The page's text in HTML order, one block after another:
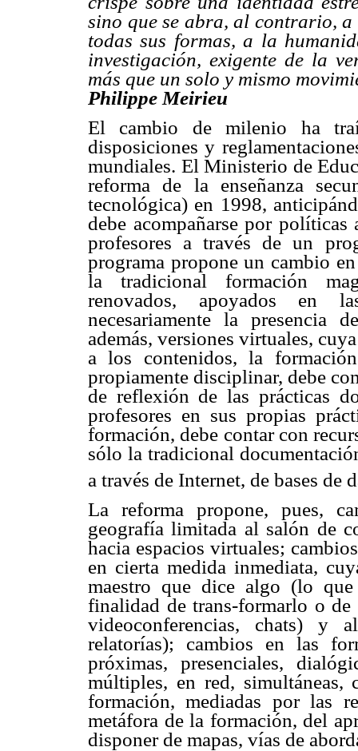
sino que se abra, al contrario,
todas sus formas, a la
investigación, exigente de la
más que un solo y mismo
Philippe Meirieu
El cambio de milenio ha
disposiciones y
mundiales. El Ministerio de
reforma de la enseñanza
tecnológica) en 1998,
debe acompañarse por
profesores a través de un
programa propone un cambio
la tradicional formación
renovados, apoyados en
necesariamente la presencia
además, versiones virtuales,
a los contenidos, la
propiamente disciplinar, debe
de reflexión de las prácticas
profesores en sus propias
formación, debe contar con
sólo la tradicional
a través de Internet, de bases de
La reforma propone, pues,
geografía limitada al salón de
hacia espacios virtuales;
en cierta medida inmediata,
maestro que dice algo (lo
finalidad de trans-formarlo o
videoconferencias, chats) y
relatorías); cambios en las
próximas, presenciales,
múltiples, en red, simultáneas,
formación, mediadas por las
metáfora de la formación, del
disponer de mapas, vías de